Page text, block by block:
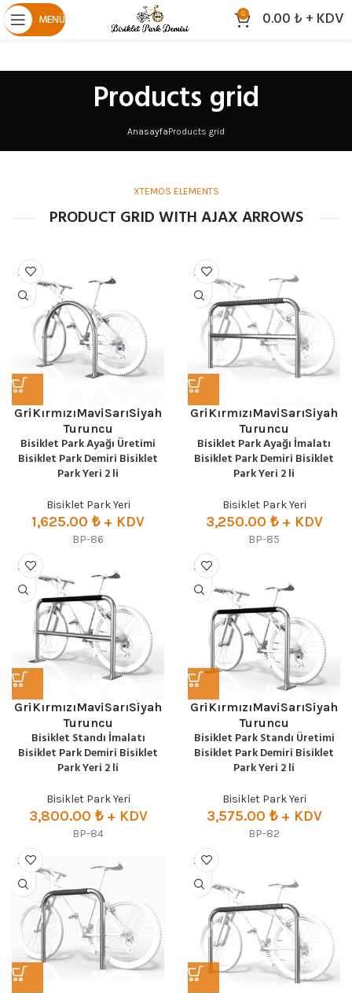
MENÜ 0 0.00 ₺ + KDV
Products grid
AnasayfaProducts grid
XTEMOS ELEMENTS
PRODUCT GRID WITH AJAX ARROWS
Gri KırmızıMaviSarıSiyah
Turuncu
Bisiklet Park Ayağı Üretimi
Bisiklet Park Demiri Bisiklet
Park Yeri 2 li
Bisiklet Park Yeri
1,625.00 ₺+ KDV
BP-86
Gri KırmızıMaviSarıSiyah
Turuncu
Bisiklet Park Ayağı İmalatı
Bisiklet Park Demiri Bisiklet
Park Yeri 2 li
Bisiklet Park Yeri
3,250.00 ₺+ KDV
BP-85
Gri KırmızıMaviSarıSiyah
Turuncu
Bisiklet Standı İmalatı
Bisiklet Park Demiri Bisiklet
Park Yeri 2 li
Bisiklet Park Yeri
3,800.00 ₺+ KDV
BP-84
Gri KırmızıMaviSarıSiyah
Turuncu
Bisiklet Park Standı Üretimi
Bisiklet Park Demiri Bisiklet
Park Yeri 2 li
Bisiklet Park Yeri
3,575.00 ₺+ KDV
BP-82